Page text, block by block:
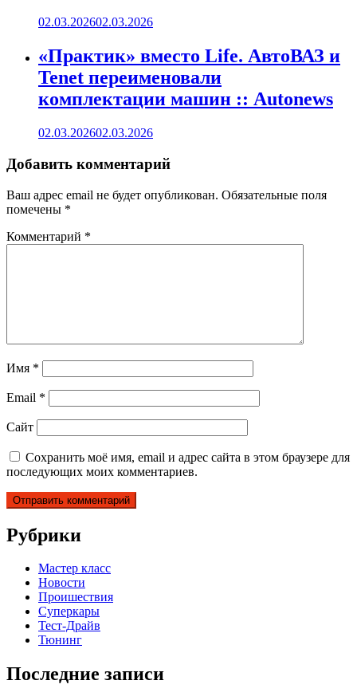
02.03.202602.03.2026
«Практик» вместо Life. АвтоВАЗ и
Tenet переименовали
комплектации машин :: Autonews
02.03.202602.03.2026
Добавить комментарий
Ваш адрес email не будет опубликован. Обязательные поля
помечены *
Комментарий *
Имя *
Email *
Сайт
Сохранить моё имя, email и адрес сайта в этом браузере для
последующих моих комментариев.
Рубрики
Мастер класс
Новости
Проишествия
Суперкары
Тест-Драйв
Тюнинг
Последние записи